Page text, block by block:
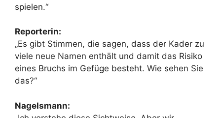
spielen.“
Reporterin:
„Es gibt Stimmen, die sagen, dass der Kader zu
viele neue Namen enthält und damit das Risiko
eines Bruchs im Gefüge besteht. Wie sehen Sie
das?“
Nagelsmann: